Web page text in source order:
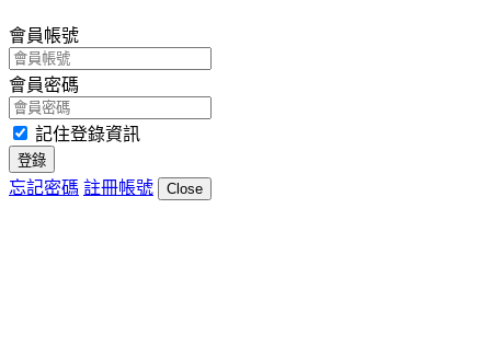
會員帳號
會員密碼
記住登錄資訊
登錄
忘記密碼 註冊帳號 Close